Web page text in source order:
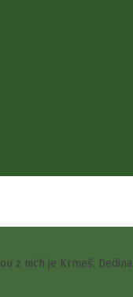
z nich je Krmeš. Dedina